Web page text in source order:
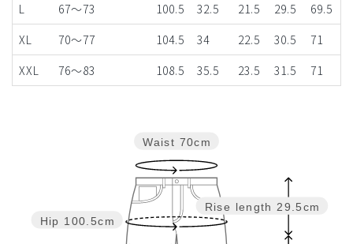
L
67～73 100.5 32.5 21.5 29.5
69.5
XL
70～77 104.5 34 22.5 30.5
71
XXL
76～83 108.5 35.5 23.5 31.5 71
Rise length 29.5cm
Hip 100.5cm
Waist 70cm